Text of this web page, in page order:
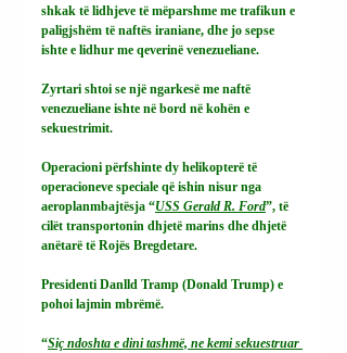
shkak të lidhjeve të mëparshme me trafikun e
paligjshëm të naftës iraniane, dhe jo sepse
ishte e lidhur me qeverinë venezueliane.
Zyrtari shtoi se një ngarkesë me naftë
venezueliane ishte në bord në kohën e
sekuestrimit.
Operacioni përfshinte dy helikopterë të
operacioneve speciale që ishin nisur nga
aeroplanmbajtësja “USS Gerald R. Ford”, të
cilët transportonin dhjetë marins dhe dhjetë
anëtarë të Rojës Bregdetare.
Presidenti Danlld Tramp (Donald Trump) e
pohoi lajmin mbrëmë.
“Siç ndoshta e dini tashmë, ne kemi sekuestruar